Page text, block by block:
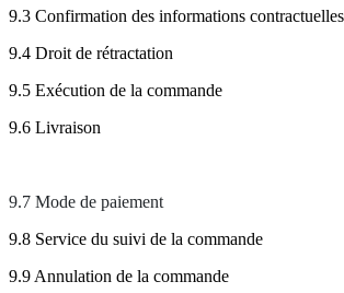
9.3 Confirmation des informations contractuelles
9.4 Droit de rétractation
9.5 Exécution de la commande
9.6 Livraison
9.7 Mode de paiement
9.8 Service du suivi de la commande
9.9 Annulation de la commande